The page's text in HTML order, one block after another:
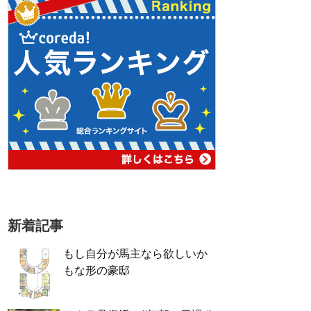
新着記事
もし自分が馬主なら欲しいか
もな形の豪邸